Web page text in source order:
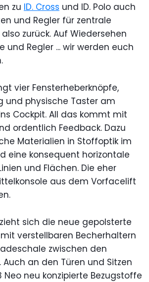
zu ID. Cross und ID. Polo auch
und Regler für zentrale
zurück. Auf Wiedersehen
und Regler ... wir werden euch
vier Fensterheberknöpfe,
und physische Taster am
Cockpit. All das kommt mit
ordentlich Feedback. Dazu
Materialien in Stoffoptik im
eine konsequent horizontale
und Flächen. Die eher
aus dem Vorfacelift
sich die neue gepolsterte
verstellbaren Becherhaltern
zwischen den
Auch an den Türen und Sitzen
Neo neu konzipierte Bezugstoffe